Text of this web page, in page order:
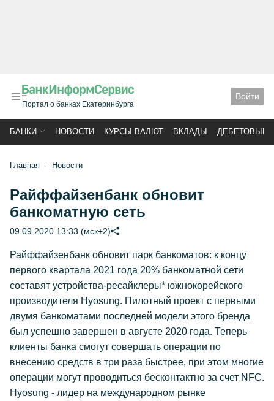
Портал о банках Екатеринбурга
Войти
БАНКИ НОВОСТИ КУРСЫ ВАЛЮТ ВКЛАДЫ ДЕБЕТОВЫЕ
Главная Новости
Райффайзенбанк обновит
банкоматную сеть
09.09.2020 13:33 (мск+2)
Райффайзенбанк обновит парк банкоматов: к концу
первого квартала 2021 года 20% банкоматной сети
составят устройства-ресайклеры* южнокорейского
производителя Hyosung. Пилотный проект с первыми
двумя банкоматами последней модели этого бренда
был успешно завершен в августе 2020 года. Теперь
клиенты банка смогут совершать операции по
внесению средств в три раза быстрее, при этом многие
операции могут проводиться бесконтактно за счет NFC.
Hyosung - лидер на международном рынке